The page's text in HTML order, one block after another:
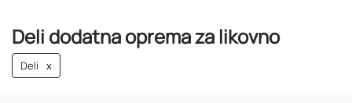
Deli dodatna oprema za likovno
Deli x